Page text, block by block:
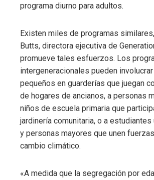
programa diurno para adultos.
Existen miles de programas
Butts, directora ejecutiva de
promueve tales esfuerzos. Los
intergeneracionales pueden
pequeños en guarderías que juegan
de hogares de ancianos, a personas
niños de escuela primaria que
jardinería comunitaria, o a
y personas mayores que unen
cambio climático.
«A medida que la segregación por